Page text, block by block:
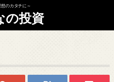
想のカタチに～
の投資